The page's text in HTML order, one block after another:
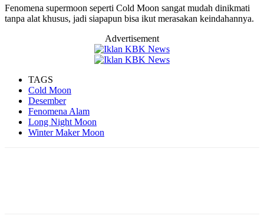
Fenomena supermoon seperti Cold Moon sangat mudah dinikmati
tanpa alat khusus, jadi siapapun bisa ikut merasakan keindahannya.
Advertisement
TAGS
Cold Moon
Desember
Fenomena Alam
Long Night Moon
Winter Maker Moon